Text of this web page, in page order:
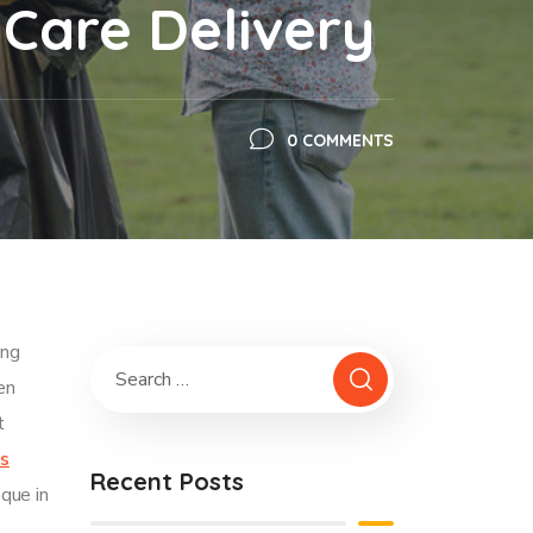
Delivery
0 COMMENTS
in
Recent Posts